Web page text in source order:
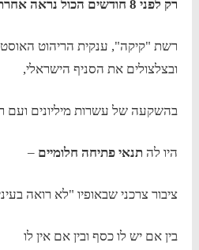
רק לפני 8 חודשים הכול נראה אחרת
רשת "קיקה", ענקית הריהוט
ובצלצולים את הסניף הישראלי,
בהשקעה של עשרות מיליונים ועם
היו לה תנאי פתיחה חלומיים –
ציבור צרכני שבאופיו "לא רואה
בין אם יש לו כסף ובין אם אין לו